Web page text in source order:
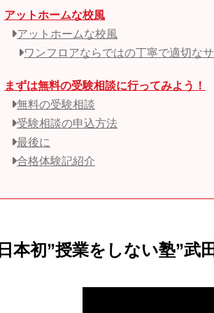
アットホームな校風
アットホームな校風
ワンフロアならではの丁寧で適切な
まずは無料の受験相談に行ってみよう！
無料の受験相談
受験相談の申込方法
最後に
合格体験記紹介
日本初”授業をしない塾”武